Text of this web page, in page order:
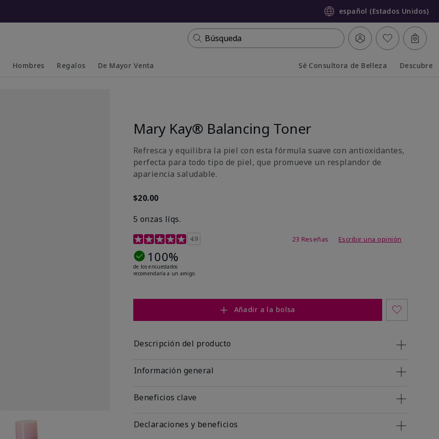
español (Estados Unidos)
Búsqueda
Hombres Regalos De Mayor Venta Sé Consultora de Belleza Descubre
Mary Kay® Balancing Toner
Refresca y equilibra la piel con esta fórmula suave con antioxidantes,
perfecta para todo tipo de piel, que promueve un resplandor de
apariencia saludable.
$20.00
5 onzas líqs.
Calificación de clientes de 3,9 de 5
4.9 23 Reseñas Escribir una opinión
100%
de los encuestados
recomendaría a un amigo.
Añadir a la bolsa
Descripción del producto
Información general
Beneficios clave
Declaraciones y beneficios